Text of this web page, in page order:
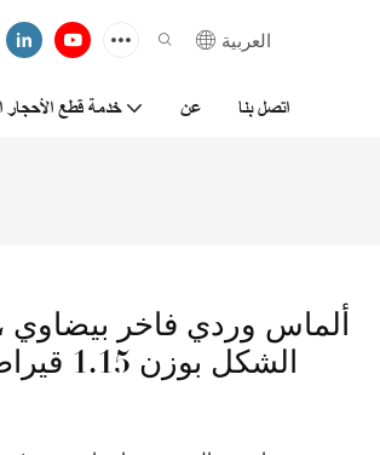
العربية
خدمة قطع الأحجار عن اتصل بنا